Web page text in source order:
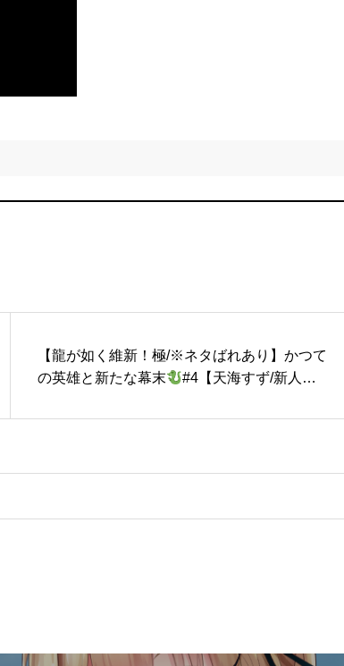
【龍が如く維新！極/※ネタばれあり】かつて
の英雄と新たな幕末
#4【天海すず/新人